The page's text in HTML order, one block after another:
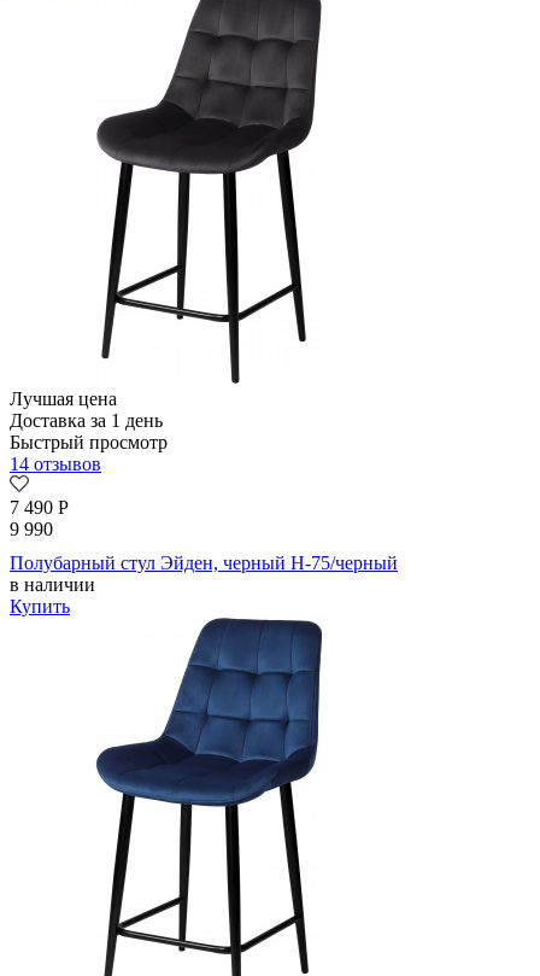
Лучшая цена
Доставка за 1 день
Быстрый просмотр
14 отзывов
7 490 Р
9 990
Полубарный стул Эйден, черный H-75/черный
в наличии
Купить